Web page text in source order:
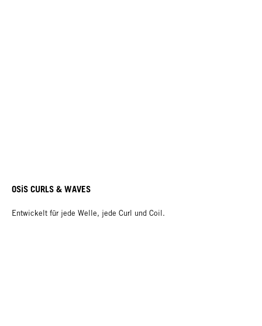
OSiS CURLS & WAVES
Entwickelt für jede Welle, jede Curl und Coil.